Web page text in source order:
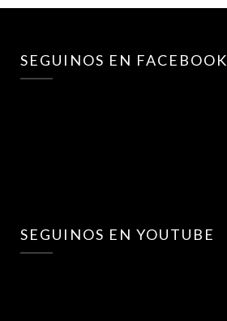
SEGUINOS EN FACEBOOK
SEGUINOS EN YOUTUBE